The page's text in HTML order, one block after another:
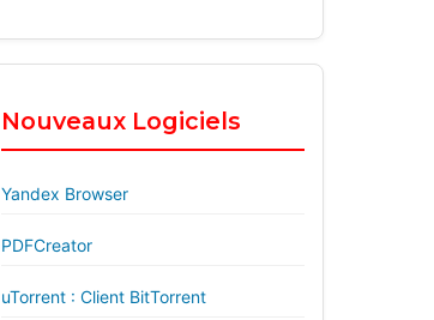
Nouveaux Logiciels
Yandex Browser
PDFCreator
uTorrent : Client BitTorrent